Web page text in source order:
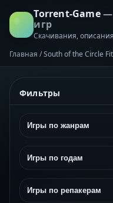
Torrent-Game—
игр
Скачивания,
Главная /South of the Circle
Фильтры
Игры по жанрам
Игры по годам
Игры по репакерам